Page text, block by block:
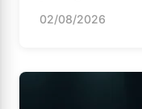
02/08/2026